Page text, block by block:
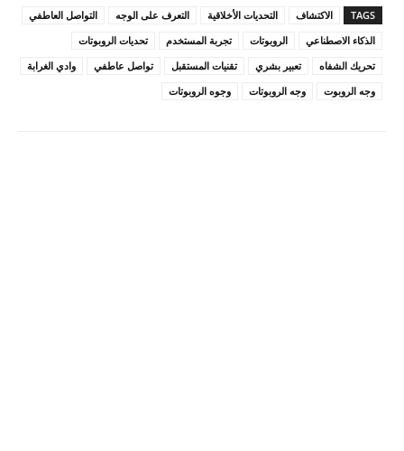
TAGS الاكتشاف التحديات الأخلاقية التعرف على الوجه
التواصل العاطفي
الذكاء الاصطناعي
الروبوتات تجربة المستخدم
تحديات الروبوتات
تحريك الشفاه
تعبير بشري تقنيات المستقبل تواصل عاطفي
وادي الغرابة
وجه الروبوت
وجه الروبوتات وجوه الروبوتات